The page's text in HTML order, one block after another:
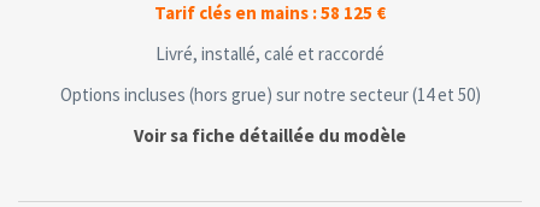
Tarif clés en mains : 58 125 €
Livré, installé, calé et raccordé
Options incluses (hors grue) sur notre secteur (14 et 50)
Voir sa fiche détaillée du modèle